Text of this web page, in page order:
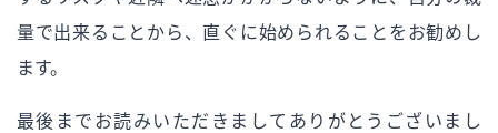
量で出来ることから、直ぐに始められることをお勧めし
ます。
最後までお読みいただきましてありがとうございまし